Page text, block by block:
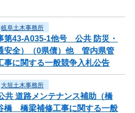
岐阜土木事務所
第43-A035-1他号 公共 防災・
安全）（0県債）他 管内県管
事に関する一般競争入札公告
大垣土木事務所
道路メンテナンス補助（橋
橋 橋梁補修工事に関する一般